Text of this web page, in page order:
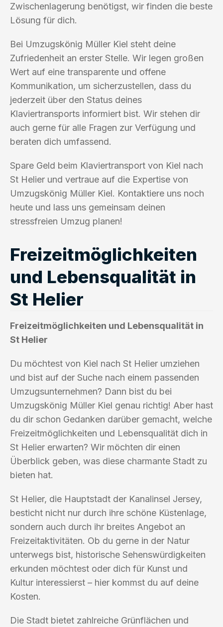
Zwischenlagerung benötigst, wir finden die beste
Lösung für dich.
Bei Umzugskönig Müller Kiel steht deine
Zufriedenheit an erster Stelle. Wir legen großen
Wert auf eine transparente und offene
Kommunikation, um sicherzustellen, dass du
jederzeit über den Status deines
Klaviertransports informiert bist. Wir stehen dir
auch gerne für alle Fragen zur Verfügung und
beraten dich umfassend.
Spare Geld beim Klaviertransport von Kiel nach
St Helier und vertraue auf die Expertise von
Umzugskönig Müller Kiel. Kontaktiere uns noch
heute und lass uns gemeinsam deinen
stressfreien Umzug planen!
Freizeitmöglichkeiten
und Lebensqualität in
St Helier
Freizeitmöglichkeiten und Lebensqualität in
St Helier
Du möchtest von Kiel nach St Helier umziehen
und bist auf der Suche nach einem passenden
Umzugsunternehmen? Dann bist du bei
Umzugskönig Müller Kiel genau richtig! Aber hast
du dir schon Gedanken darüber gemacht, welche
Freizeitmöglichkeiten und Lebensqualität dich in
St Helier erwarten? Wir möchten dir einen
Überblick geben, was diese charmante Stadt zu
bieten hat.
St Helier, die Hauptstadt der Kanalinsel Jersey,
besticht nicht nur durch ihre schöne Küstenlage,
sondern auch durch ihr breites Angebot an
Freizeitaktivitäten. Ob du gerne in der Natur
unterwegs bist, historische Sehenswürdigkeiten
erkunden möchtest oder dich für Kunst und
Kultur interessierst – hier kommst du auf deine
Kosten.
Die Stadt bietet zahlreiche Grünflächen und